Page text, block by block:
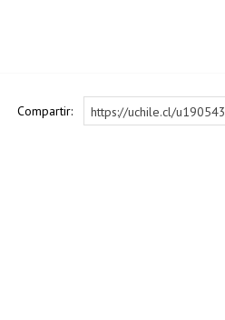
Compartir: https://uchile.cl/u190543